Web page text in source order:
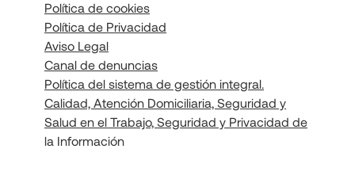
Política de cookies
Política de Privacidad
Aviso Legal
Canal de denuncias
Política del sistema de gestión integral.
Calidad, Atención Domiciliaria, Seguridad y
Salud en el Trabajo, Seguridad y Privacidad de
la Información